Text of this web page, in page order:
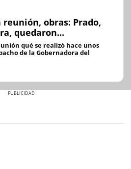
reunión, obras: Prado,
quedaron...
qué se realizó hace unos
de la Gobernadora del